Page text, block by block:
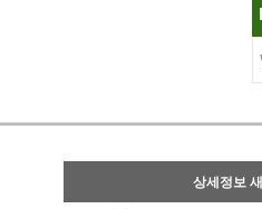
상세정보